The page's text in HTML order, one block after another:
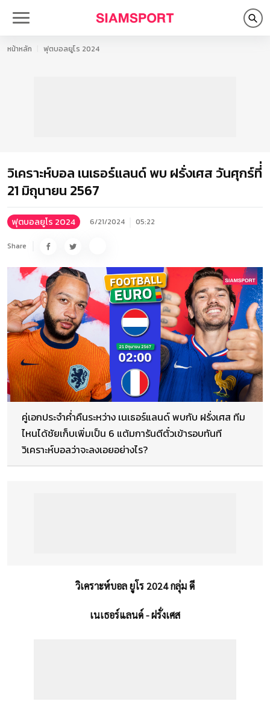
หน้าหลัก ฟุตบอลยูโร 2024
วิเคราะห์บอล เนเธอร์แลนด์ พบ ฝรั่งเศส วันศุกร์ที่่
21 มิถุนายน 2567
ฟุตบอลยูโร 2024 6/21/2024 05:22
Share
คู่เอกประจำค่ำคืนระหว่าง เนเธอร์แลนด์ พบกับ ฝรั่งเศส ทีม
ไหนได้ชัยเก็บเพิ่มเป็น 6 แต้มการันตีตั๋วเข้ารอบทันที
วิเคราะห์บอลว่าจะลงเอยอย่างไร?
วิเคราะห์บอล ยูโร 2024 กลุ่ม ดี
เนเธอร์แลนด์ - ฝรั่งเศส